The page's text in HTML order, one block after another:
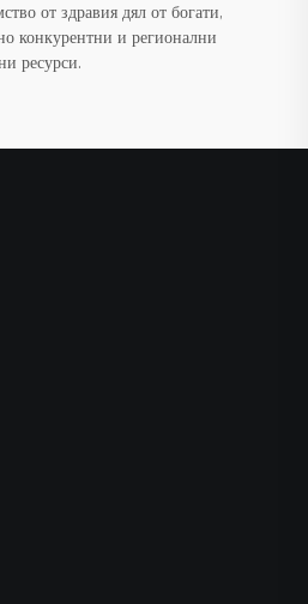
от здравия дял от богати,
конкурентни и регионални
ресурси.